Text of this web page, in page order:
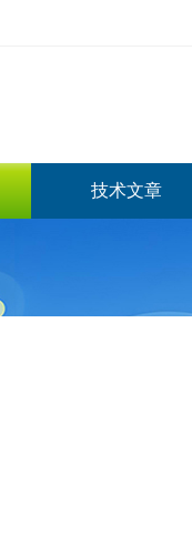
技术文章